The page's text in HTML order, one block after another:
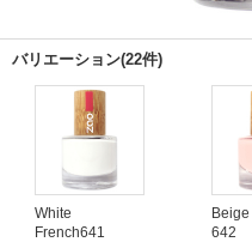
バリエーション(22件)
White
French641
642